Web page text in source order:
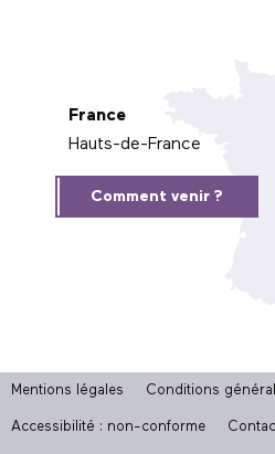
France
Hauts-de-France
Comment venir ?
Mentions légales Conditions
Accessibilité : non-conforme